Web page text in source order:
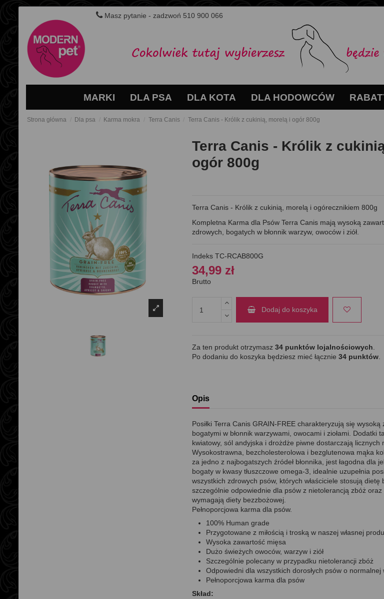
Masz pytanie - zadzwoń 510 900 066
MARKI DLA PSA DLA KOTA DLA HODOWCÓW
Strona główna Dla psa Karma mokra Terra Canis Terra Canis - Królik z cukinią, morelą i ogór 800g
Terra Canis - Królik z
ogór 800g
Terra Canis - Królik z cukinią, morelą i ogórecznikiem 800g
Kompletna Karma dla Psów Terra Canis mają wysoką
zdrowych, bogatych w błonnik warzyw, owoców i ziół.
Indeks TC-RCAB800G
34,99 zł
Brutto
Dodaj do koszyka
Za ten produkt otrzymasz 34punktów lojalnościowych.
Po dodaniu do koszyka będziesz mieć łącznie 34punktów.
Opis
Posiłki Terra Canis GRAIN-FREE charakteryzują się
bogatymi w błonnik warzywami, owocami i ziołami. Dodatki
kwiatowy, sól andyjska i drożdże piwne dostarczają licznych
Wysokostrawna, bezcholesterolowa i bezglutenowa mąka
za jedno z najbogatszych źródeł błonnika, jest łagodna dla
bogaty w kwasy tłuszczowe omega-3, idealnie uzupełnia
wszystkich zdrowych psów, których właściciele stosują
szczególnie odpowiednie dla psów z nietolerancją zbóż
wymagają diety bezzbożowej.
Pełnoporcjowa karma dla psów.
100% Human grade
Przygotowane z miłością i troską w naszej własnej
Wysoka zawartość mięsa
Dużo świeżych owoców, warzyw i ziół
Szczególnie polecany w przypadku nietolerancji zbóż
Odpowiedni dla wszystkich dorosłych psów o
Pełnoporcjowa karma dla psów
Skład: